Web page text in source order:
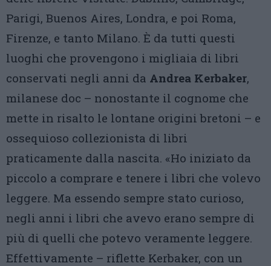
Parigi, Buenos Aires, Londra, e poi Roma,
Firenze, e tanto Milano. È da tutti questi
luoghi che provengono i migliaia di libri
conservati negli anni da Andrea Kerbaker,
milanese doc – nonostante il cognome che
mette in risalto le lontane origini bretoni – e
ossequioso collezionista di libri
praticamente dalla nascita. «Ho iniziato da
piccolo a comprare e tenere i libri che volevo
leggere. Ma essendo sempre stato curioso,
negli anni i libri che avevo erano sempre di
più di quelli che potevo veramente leggere.
Effettivamente – riflette Kerbaker, con un